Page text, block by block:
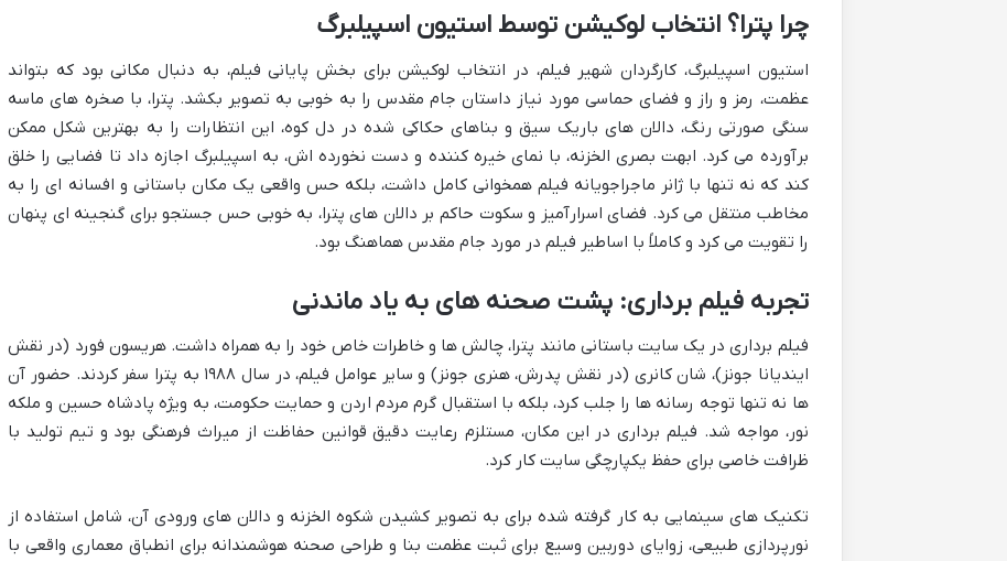
چرا پترا؟ انتخاب لوکیشن توسط استیون اسپیلبرگ
استیون اسپیلبرگ، کارگردان شهیر فیلم، در انتخاب لوکیشن برای بخش پایانی فیلم، به دنبال مکانی بود که بتواند
عظمت، رمز و راز و فضای حماسی مورد نیاز داستان جام مقدس را به خوبی به تصویر بکشد. پترا، با صخره های ماسه
سنگی صورتی رنگ، دالان های باریک سیق و بناهای حکاکی شده در دل کوه، این انتظارات را به بهترین شکل ممکن
برآورده می کرد. ابهت بصری الخزنه، با نمای خیره کننده و دست نخورده اش، به اسپیلبرگ اجازه داد تا فضایی را خلق
کند که نه تنها با ژانر ماجراجویانه فیلم همخوانی کامل داشت، بلکه حس واقعی یک مکان باستانی و افسانه ای را به
مخاطب منتقل می کرد. فضای اسرارآمیز و سکوت حاکم بر دالان های پترا، به خوبی حس جستجو برای گنجینه ای پنهان
را تقویت می کرد و کاملاً با اساطیر فیلم در مورد جام مقدس هماهنگ بود.
تجربه فیلم برداری: پشت صحنه های به یاد ماندنی
فیلم برداری در یک سایت باستانی مانند پترا، چالش ها و خاطرات خاص خود را به همراه داشت. هریسون فورد (در نقش
ایندیانا جونز)، شان کانری (در نقش پدرش، هنری جونز) و سایر عوامل فیلم، در سال ۱۹۸۸ به پترا سفر کردند. حضور آن
ها نه تنها توجه رسانه ها را جلب کرد، بلکه با استقبال گرم مردم اردن و حمایت حکومت، به ویژه پادشاه حسین و ملکه
نور، مواجه شد. فیلم برداری در این مکان، مستلزم رعایت دقیق قوانین حفاظت از میراث فرهنگی بود و تیم تولید با
ظرافت خاصی برای حفظ یکپارچگی سایت کار کرد.
تکنیک های سینمایی به کار گرفته شده برای به تصویر کشیدن شکوه الخزنه و دالان های ورودی آن، شامل استفاده از
نورپردازی طبیعی، زوایای دوربین وسیع برای ثبت عظمت بنا و طراحی صحنه هوشمندانه برای انطباق معماری واقعی با